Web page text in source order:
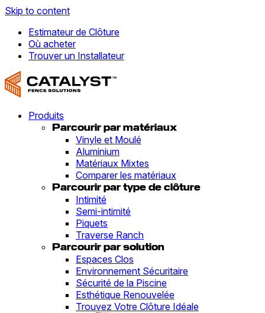
Skip to content
Estimateur de Clôture
Où acheter
Trouver un Installateur
Produits
Parcourir par matériaux
Vinyle et Moulé
Aluminium
Matériaux Mixtes
Comparer les matériaux
Parcourir par type de clôture
Intimité
Semi-intimité
Piquets
Traverse Ranch
Parcourir par solution
Espaces Clos
Environnement Sécuritaire
Sécurité de la Piscine
Esthétique Renouvelée
Trouvez Votre Clôture Idéale